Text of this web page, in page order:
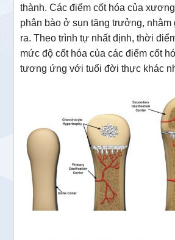
thành. Các điểm cốt hóa của
phân bào ở sụn tăng trưởng,
ra. Theo trình tự nhất định, thời
mức độ cốt hóa của các điểm cốt
tương ứng với tuổi đời thực khác